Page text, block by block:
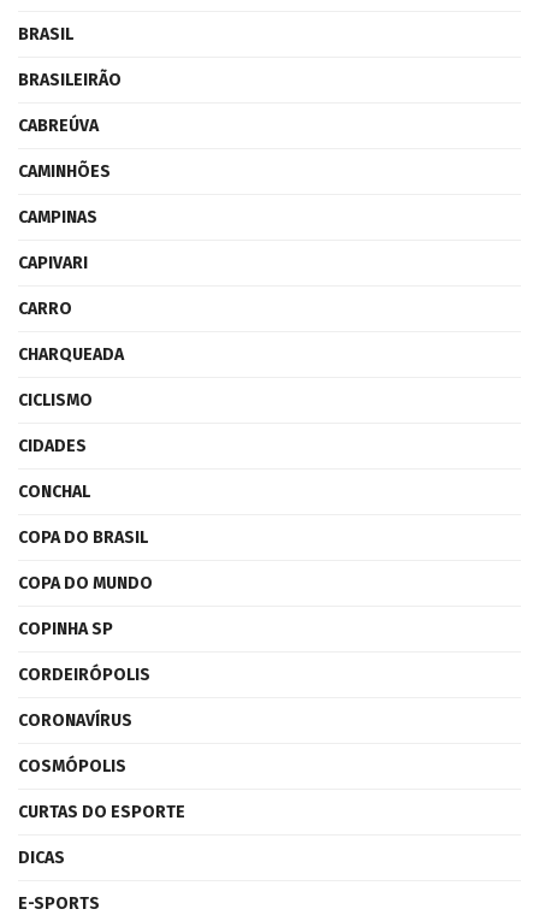
BRASIL
BRASILEIRÃO
CABREÚVA
CAMINHÕES
CAMPINAS
CAPIVARI
CARRO
CHARQUEADA
CICLISMO
CIDADES
CONCHAL
COPA DO BRASIL
COPA DO MUNDO
COPINHA SP
CORDEIRÓPOLIS
CORONAVÍRUS
COSMÓPOLIS
CURTAS DO ESPORTE
DICAS
E-SPORTS